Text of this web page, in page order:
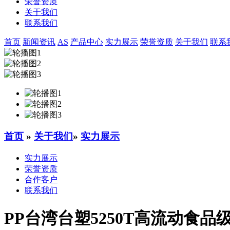
关于我们
联系我们
首页 新闻资讯 AS 产品中心 实力展示 荣誉资质 关于我们 联系
首页 » 关于我们» 实力展示
实力展示
荣誉资质
合作客户
联系我们
PP台湾台塑5250T高流动食品